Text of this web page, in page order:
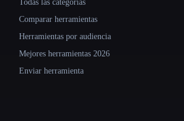
Todas las categorías
Comparar herramientas
Herramientas por audiencia
Mejores herramientas 2026
Enviar herramienta